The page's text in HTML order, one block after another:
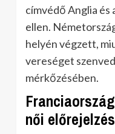
címvédő Anglia és
ellen.
helyén végzett,
vereséget
mérkőzésében.
női előrejelzés